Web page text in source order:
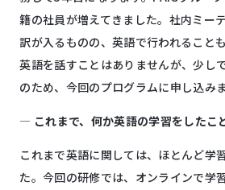
籍の社員が増えてきました。社内ミー
訳が入るものの、英語で行われること
英語を話すことはありませんが、少し
のため、今回のプログラムに申し込みま
― これまで、何か英語の学習をしたこ
これまで英語に関しては、ほとんど学
た。今回の研修では、オンラインで学